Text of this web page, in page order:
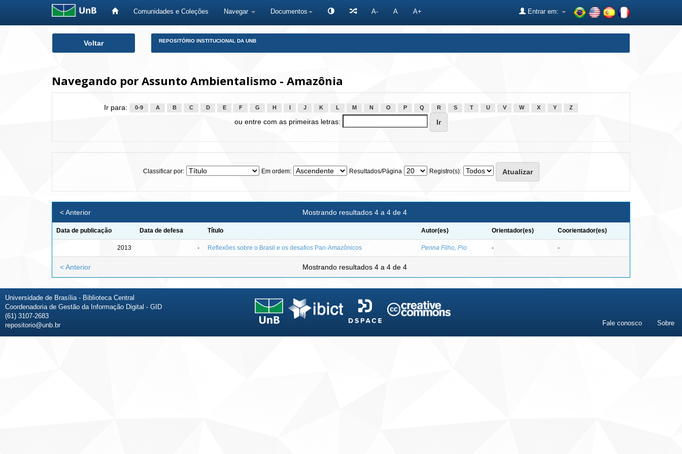
Comunidades e Coleções Navegar Documentos A- A A+ Entrar em:
Voltar REPOSITÓRIO INSTITUCIONAL DA UNB
Navegando por Assunto Ambientalismo - Amazônia
Ir para: 0-9 A B C D E F G H J K L M N O P Q R S T U V W X Y Z
ou entre com as primeiras letras:
Classificar por: Em ordem: Resultados/Página Registro(s):
Mostrando resultados 4 a 4 de 4
< Anterior
Data de publicação Data de defesa Título Autor(es) Orientador(es) Coorientador(es)
2013 - Reflexões sobre o Brasil e os desafios Pan-Amazônicos Penna Filho, Pio - -
Mostrando resultados 4 a 4 de 4
< Anterior
Universidade de Brasília - Biblioteca Central
Coordenadoria de Gestão da Informação Digital - GID
(61) 3107-2683
repositorio@unb.br
Fale conosco Sobre